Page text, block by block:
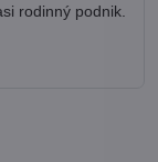
rodinný podnik.